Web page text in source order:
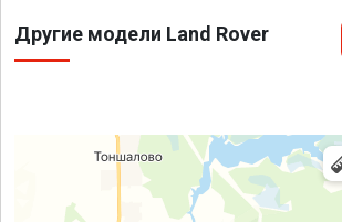
Другие модели Land Rover